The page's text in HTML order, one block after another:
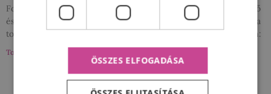
Folprint Kft. (székhely: 2096 Üröm, Lobogó u. 1B), mint Szervező
és adatkezelő a jelen szabályzat és adatvédelmi tájékoztatóban (a
továbbiakban: Szabályzat) meghatározott játékot (a továbbiakban:
Tovább a bejegyzéshez »
ÖSSZES ELFOGADÁSA